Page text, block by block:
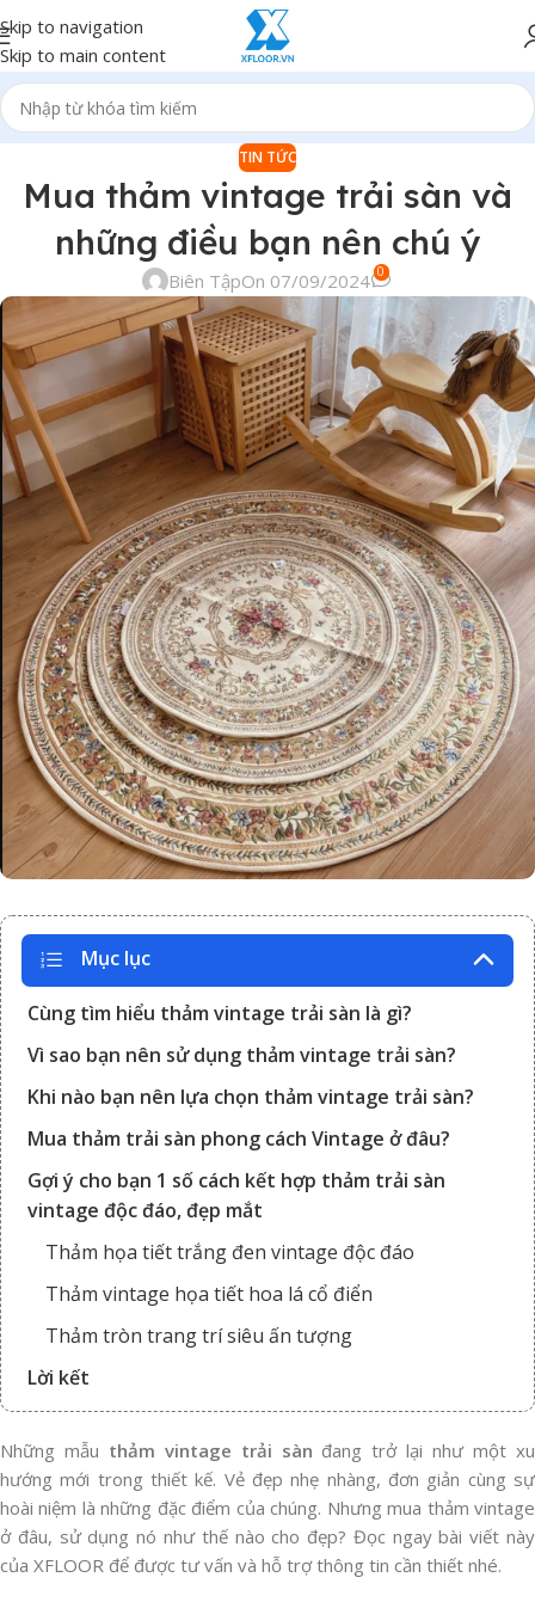
Skip to navigation
Skip to main content
TIN TỨC
Mua thảm vintage trải sàn và
những điều bạn nên chú ý
Biên TậpOn 07/09/2024 0
Mục lục
Cùng tìm hiểu thảm vintage trải sàn là gì?
Vì sao bạn nên sử dụng thảm vintage trải sàn?
Khi nào bạn nên lựa chọn thảm vintage trải sàn?
Mua thảm trải sàn phong cách Vintage ở đâu?
Gợi ý cho bạn 1 số cách kết hợp thảm trải sàn
vintage độc đáo, đẹp mắt
Thảm họa tiết trắng đen vintage độc đáo
Thảm vintage họa tiết hoa lá cổ điển
Thảm tròn trang trí siêu ấn tượng
Lời kết
Những mẫu thảm vintage trải sàn đang trở lại như một xu
hướng mới trong thiết kế. Vẻ đẹp nhẹ nhàng, đơn giản cùng sự
hoài niệm là những đặc điểm của chúng. Nhưng mua thảm vintage
ở đâu, sử dụng nó như thế nào cho đẹp? Đọc ngay bài viết này
của XFLOOR để được tư vấn và hỗ trợ thông tin cần thiết nhé.